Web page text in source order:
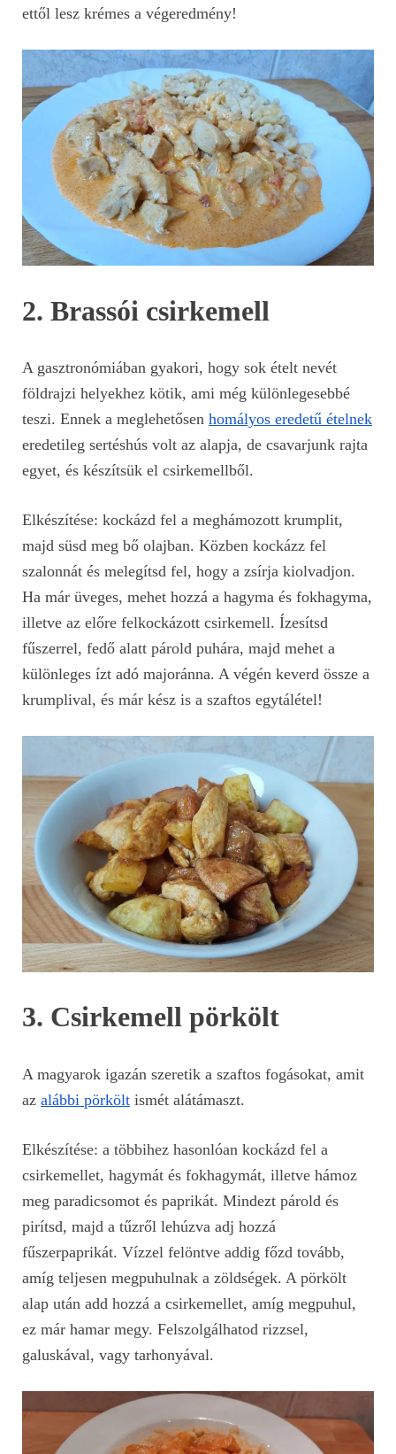
ettől lesz krémes a végeredmény!
2. Brassói csirkemell
A gasztronómiában gyakori, hogy sok ételt nevét
földrajzi helyekhez kötik, ami még különlegesebbé
teszi. Ennek a meglehetősen homályos eredetű ételnek
eredetileg sertéshús volt az alapja, de csavarjunk rajta
egyet, és készítsük el csirkemellből.
Elkészítése: kockázd fel a meghámozott krumplit,
majd süsd meg bő olajban. Közben kockázz fel
szalonnát és melegítsd fel, hogy a zsírja kiolvadjon.
Ha már üveges, mehet hozzá a hagyma és fokhagyma,
illetve az előre felkockázott csirkemell. Ízesítsd
fűszerrel, fedő alatt párold puhára, majd mehet a
különleges ízt adó majoránna. A végén keverd össze a
krumplival, és már kész is a szaftos egytálétel!
3. Csirkemell pörkölt
A magyarok igazán szeretik a szaftos fogásokat, amit
az alábbi pörkölt ismét alátámaszt.
Elkészítése: a többihez hasonlóan kockázd fel a
csirkemellet, hagymát és fokhagymát, illetve hámoz
meg paradicsomot és paprikát. Mindezt párold és
pirítsd, majd a tűzről lehúzva adj hozzá
fűszerpaprikát. Vízzel felöntve addig főzd tovább,
amíg teljesen megpuhulnak a zöldségek. A pörkölt
alap után add hozzá a csirkemellet, amíg megpuhul,
ez már hamar megy. Felszolgálhatod rizzsel,
galuskával, vagy tarhonyával.